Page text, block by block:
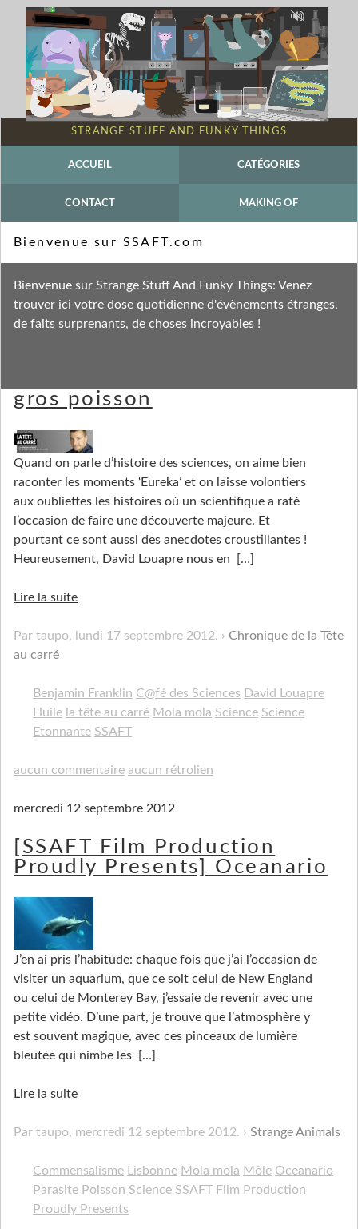
STRANGE STUFF AND FUNKY THINGS
ACCUEIL CATÉGORIES
CONTACT MAKING OF
Fil des commentaires
gros poisson
Quand on parle d’histoire des sciences, on aime bien
raconter les moments ‘Eureka’ et on laisse volontiers
aux oubliettes les histoires où un scientifique a raté
l’occasion de faire une découverte majeure. Et
pourtant ce sont aussi des anecdotes croustillantes !
Heureusement, David Louapre nous en
[…]
Lire la suite
Par taupo, lundi 17 septembre 2012.
Chronique de la Tête
au carré
Benjamin Franklin C@fé des Sciences David Louapre
Huile la tête au carré Mola mola Science Science
Etonnante SSAFT
aucun commentaire aucun rétrolien
mercredi 12 septembre 2012
[SSAFT Film Production
Proudly Presents] Oceanario
J’en ai pris l’habitude: chaque fois que j’ai l’occasion de
visiter un aquarium, que ce soit celui de New England
ou celui de Monterey Bay, j’essaie de revenir avec une
petite vidéo. D’une part, je trouve que l’atmosphère y
est souvent magique, avec ces pinceaux de lumière
bleutée qui nimbe les
[…]
Lire la suite
Par taupo, mercredi 12 septembre 2012. Strange Animals
Commensalisme Lisbonne Mola mola Môle Oceanario
Parasite Poisson Science SSAFT Film Production
Proudly Presents
Bienvenue sur SSAFT.com
Bienvenue sur Strange Stuff And Funky Things: Venez
trouver ici votre dose quotidienne d'évènements étranges,
de faits surprenants, de choses incroyables !